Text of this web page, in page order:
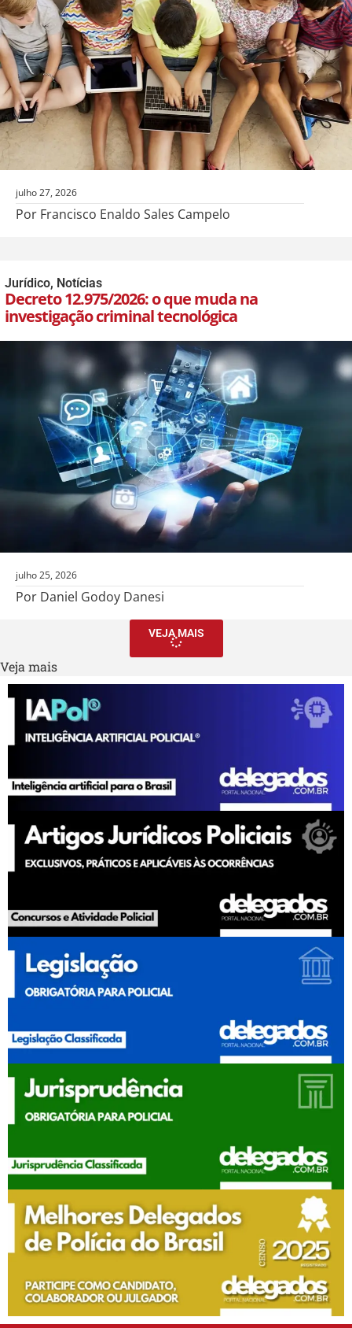
julho 27, 2026
Por Francisco Enaldo Sales Campelo
Jurídico, Notícias
Decreto 12.975/2026: o que muda na
investigação criminal tecnológica
julho 25, 2026
Por Daniel Godoy Danesi
VEJA MAIS
Veja mais